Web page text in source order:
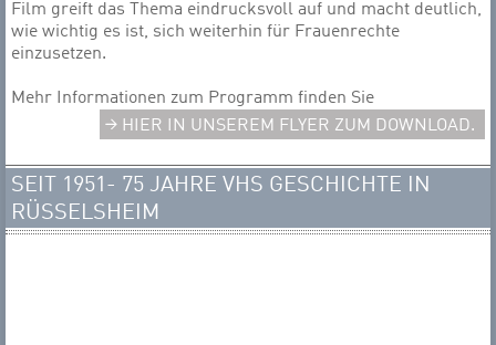
Film greift das Thema eindrucksvoll auf und macht deutlich,
wie wichtig es ist, sich weiterhin für Frauenrechte
einzusetzen.
Mehr Informationen zum Programm finden Sie
HIER IN UNSEREM FLYER ZUM DOWNLOAD.
SEIT 1951- 75 JAHRE VHS GESCHICHTE IN
RÜSSELSHEIM